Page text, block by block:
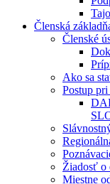
Členská
Členské
Ako sa
Postup
Žiadosť o
Miestne